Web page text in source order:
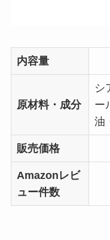
内容量
原材料・成分
シ
ー
油
販売価格
Amazonレビ
ュー件数